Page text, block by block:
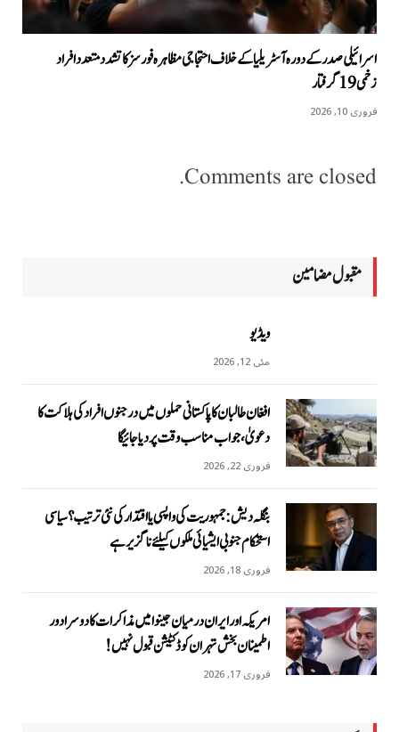
اسرائیلی صدر کے دورہ آسٹریلیا کےخلاف احتجاجی مظاہرہ فورسز کا تشدد متعدد افراد
زخمی 19 گرفتار
فروری 10, 2026
Comments are closed.
مقبول مضامين
ویڈیو
مئی 12, 2026
افغان طالبان کا پاکستانی حملوں میں درجنوں افراد کی ہلاکت کا
دعویٰ، جواب مناسب وقت پر دیا جائیگا
فروری 22, 2026
بنگلہ دیش: جمہوریت کی واپسی یا اقتدار کی نئی ترتیب؟ سیاسی
استحکام جنوبی ایشیائی ملکوں کیلئے ناگزیر ہے
فروری 18, 2026
امریکہ اور ایران درمیان جینوا میں مذاکرات کا دوسرا دور
اطمینان بخش تہران کو ڈکٹیشن قبول نہیں!
فروری 17, 2026